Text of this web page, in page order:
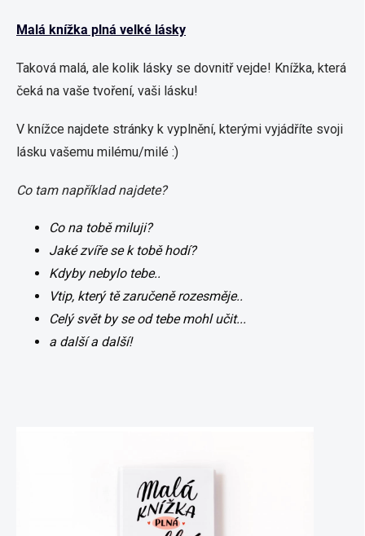
Malá knížka plná velké lásky
Taková malá, ale kolik lásky se dovnitř vejde! Knížka, která
čeká na vaše tvoření, vaši lásku!
V knížce najdete stránky k vyplnění, kterými vyjádříte svoji
lásku vašemu milému/milé :)
Co tam například najdete?
Co na tobě miluji?
Jaké zvíře se k tobě hodí?
Kdyby nebylo tebe..
Vtip, který tě zaručeně rozesměje..
Celý svět by se od tebe mohl učit...
a další a další!